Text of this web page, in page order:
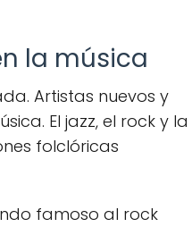
la música
Artistas nuevos y
El jazz, el rock y la
folclóricas
famoso al rock